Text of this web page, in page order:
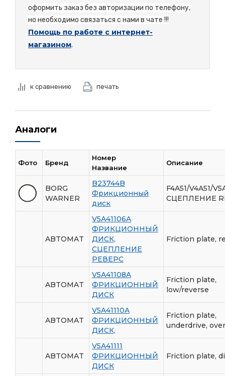
оформить заказ без авторизации по телефону,
но необходимо связаться с нами в чате !!!
Помощь по работе с интернет-
магазином.
к сравнению печать
Аналоги
Фото Бренд
Номер
Название
Описание
BORG
WARNER
B23744B
Фрикционный
диск
F4A51/V4A51/
СЦЕПЛЕНИЕ
ABTOMAT
V5A41106A
ФРИКЦИОННЫЙ
ДИСК,
СЦЕПЛЕНИЕ
РЕВЕРС
Friction plate,
ABTOMAT
V5A41108A
ФРИКЦИОННЫЙ
ДИСК
Friction plate,
low/reverse
ABTOMAT
V5A41110A
ФРИКЦИОННЫЙ
ДИСК,
Friction plate,
underdrive,
ABTOMAT
V5A41111
ФРИКЦИОННЫЙ
ДИСК
Friction plate,